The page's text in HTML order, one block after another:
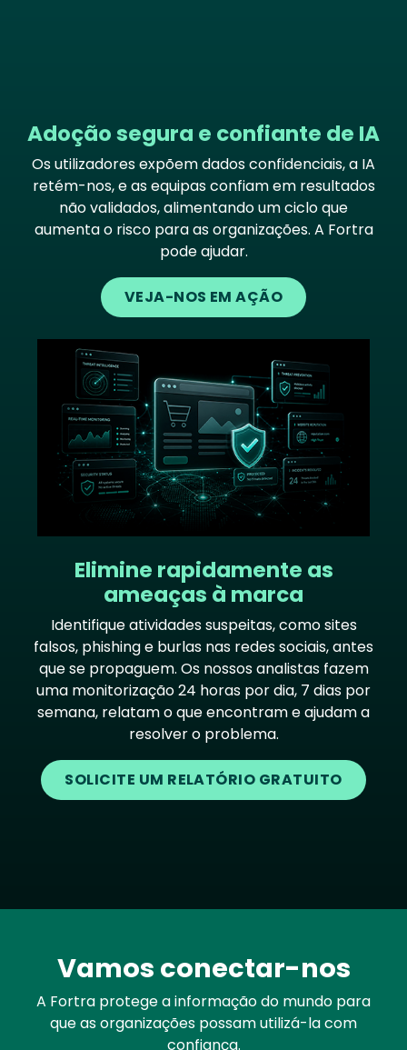
Adoção segura e confiante de IA
Os utilizadores expõem dados confidenciais, a IA
retém-nos, e as equipas confiam em resultados
não validados, alimentando um ciclo que
aumenta o risco para as organizações. A Fortra
pode ajudar.
VEJA-NOS EM AÇÃO
Elimine rapidamente as
ameaças à marca
Identifique atividades suspeitas, como sites
falsos, phishing e burlas nas redes sociais, antes
que se propaguem. Os nossos analistas fazem
uma monitorização 24 horas por dia, 7 dias por
semana, relatam o que encontram e ajudam a
resolver o problema.
SOLICITE UM RELATÓRIO GRATUITO
Vamos conectar-nos
A Fortra protege a informação do mundo para
que as organizações possam utilizá-la com
confiança.